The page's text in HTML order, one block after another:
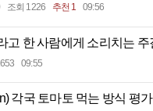
조회 1226 추천 1 09:56
고 한 사람에게 소리치는 주
09:55
각국 토마토 먹는 방식 평